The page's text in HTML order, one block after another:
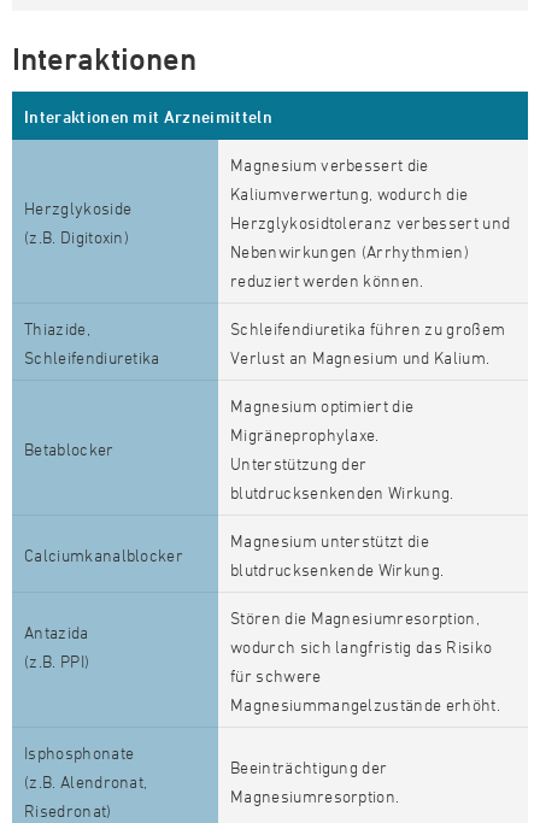
Interaktionen
Interaktionen mit Arzneimitteln
Herzglykoside
(z.B. Digitoxin)
Magnesium verbessert die
Kaliumverwertung, wodurch die
Herzglykosidtoleranz verbessert und
Nebenwirkungen (Arrhythmien)
reduziert werden können.
Thiazide,
Schleifendiuretika
Schleifendiuretika führen zu großem
Verlust an Magnesium und Kalium.
Betablocker
Magnesium optimiert die
Migräneprophylaxe.
Unterstützung der
blutdrucksenkenden Wirkung.
Calciumkanalblocker
Magnesium unterstützt die
blutdrucksenkende Wirkung.
Antazida
(z.B. PPI)
Stören die Magnesiumresorption,
wodurch sich langfristig das Risiko
für schwere
Magnesiummangelzustände erhöht.
Isphosphonate
(z.B. Alendronat,
Risedronat)
Beeinträchtigung der
Magnesiumresorption.